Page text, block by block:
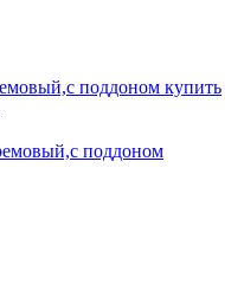
поддоном